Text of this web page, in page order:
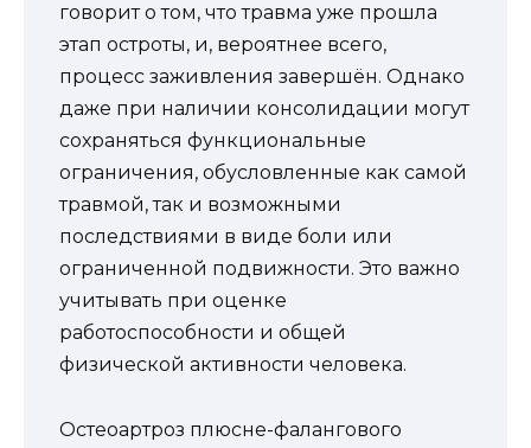
говорит о том, что травма уже прошла
этап остроты, и, вероятнее всего,
процесс заживления завершён. Однако
даже при наличии консолидации могут
сохраняться функциональные
ограничения, обусловленные как самой
травмой, так и возможными
последствиями в виде боли или
ограниченной подвижности. Это важно
учитывать при оценке
работоспособности и общей
физической активности человека.
Остеоартроз плюсне-фалангового